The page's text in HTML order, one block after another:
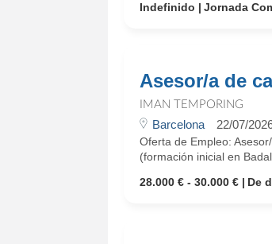
Indefinido
Jornada
Asesor/a de
IMAN TEMPORING
Barcelona 22/07/
Oferta de Empleo:
(formación inicial en
28.000 € - 30.000 €
De